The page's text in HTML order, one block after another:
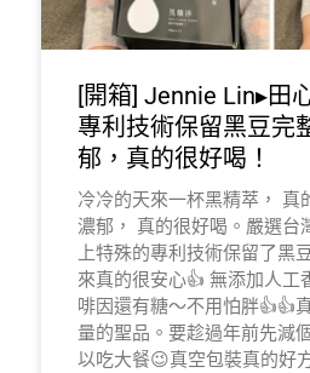
[開箱] Jennie Lin▸田
專利技術保留黑豆完
郁，真的很好喝！
冷冷的天來一杯黑精萃，
濃郁， 真的很好喝。嚴選台
上特殊的專利技術保留了黑
來真的很安心👍 無添加人工
啡因還有糖～不用怕胖👍👍
量的聖品。要趁過年前先減
以吃大餐😉真空包裝真的好